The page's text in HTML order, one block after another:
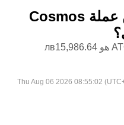
كم تبلغ قيمة واحدة من عملة ‏Cosmos
Thu Aug 06 2026 08:55:02